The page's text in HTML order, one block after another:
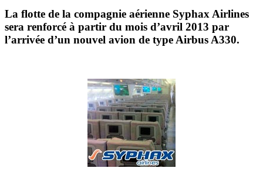
La flotte de la compagnie aérienne Syphax Airlines
sera renforcé à partir du mois d’avril 2013 par
l’arrivée d’un nouvel avion de type Airbus A330.